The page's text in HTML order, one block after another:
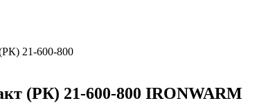
21-600-800
(РК) 21-600-800 IRONWARM